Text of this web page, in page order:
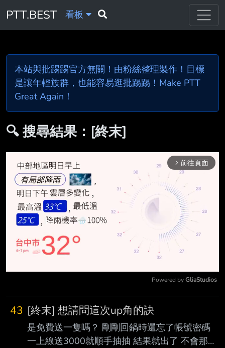
PTT.BEST 看板
本站與批踢踢官方無關！由粉絲整理製作！目標
是讓年輕族群，也能容易逛批踢踢！Make PTT
Great Again！
🔍 搜尋結果：[終末]
arrow_forward_ios 前往頁面
Powered by GliaStudios
43 [終末] 想請問這次up角的訣
是免費送一隻嗎？ 剛剛回鍋時還忘了帳號密碼
一上線送3000就順手抽抽 結果就出了 不會那麼